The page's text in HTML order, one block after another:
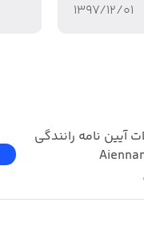
۱۳۹۷/۱۲/۰۱